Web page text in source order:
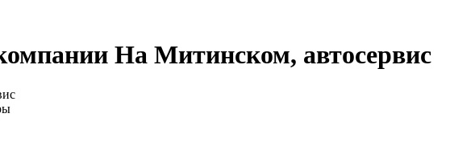
На Митинском, автосервис